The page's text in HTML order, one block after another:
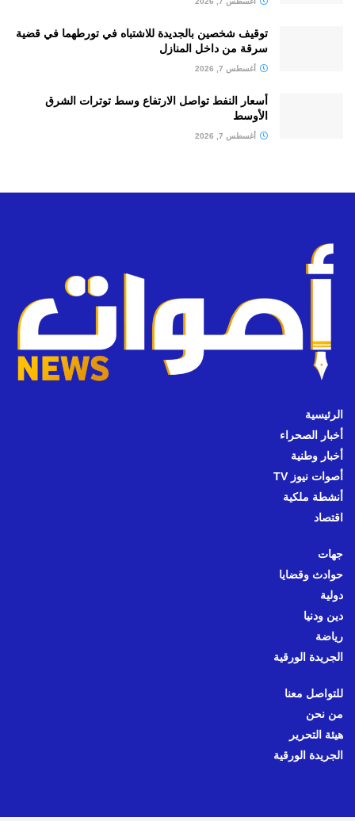
توقيف شخصين بالجديدة للاشتباه في تورطهما في قضية
سرقة من داخل المنازل
أغسطس 7, 2026
أسعار النفط تواصل الارتفاع وسط توترات الشرق
الأوسط
أغسطس 7, 2026
الرئيسية
أخبار الصحراء
أخبار وطنية
أصوات نيوز TV
أنشطة ملكية
اقتصاد
جهات
حوادث وقضايا
دولية
دين ودنيا
رياضة
الجريدة الورقية
للتواصل معنا
من نحن
هيئة التحرير
الجريدة الورقية